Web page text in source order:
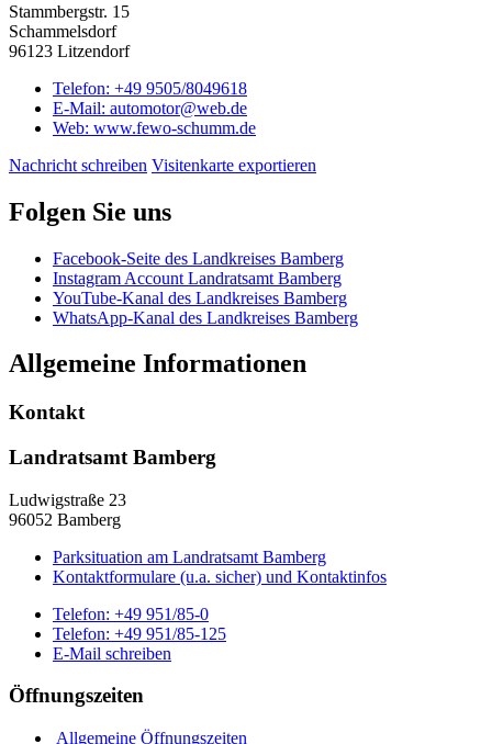
Stammbergstr. 15
Schammelsdorf
96123 Litzendorf
Telefon: +49 9505/8049618
E-Mail: automotor@web.de
Web: www.fewo-schumm.de
Nachricht schreiben Visitenkarte exportieren
Folgen Sie uns
Facebook-Seite des Landkreises Bamberg
Instagram Account Landratsamt Bamberg
YouTube-Kanal des Landkreises Bamberg
WhatsApp-Kanal des Landkreises Bamberg
Allgemeine Informationen
Kontakt
Landratsamt Bamberg
Ludwigstraße 23
96052 Bamberg
Parksituation am Landratsamt Bamberg
Kontaktformulare (u.a. sicher) und Kontaktinfos
Telefon: +49 951/85-0
Telefon: +49 951/85-125
E-Mail schreiben
Öffnungszeiten
Allgemeine Öffnungszeiten